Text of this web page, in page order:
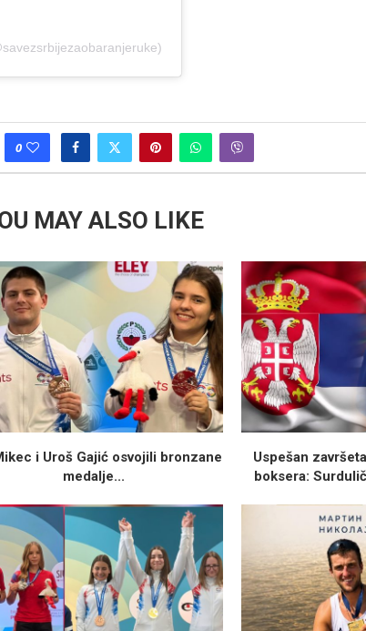
0
MAY ALSO LIKE
i Uroš Gajić osvojili bronzane
medalje...
Uspešan
boksera: